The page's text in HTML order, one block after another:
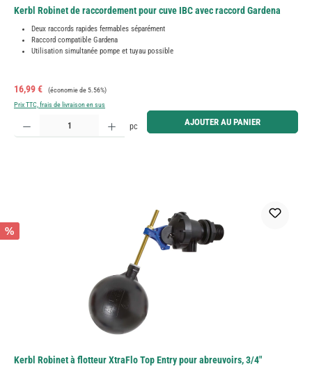
Kerbl Robinet de raccordement pour cuve IBC avec raccord Gardena
Deux raccords rapides fermables séparément
Raccord compatible Gardena
Utilisation simultanée pompe et tuyau possible
Prix de vente :
16,99 € Prix régulier :
(économie de 5.56%)
Prix TTC, frais de livraison en sus
Quantité de produit : Entrez la quantité souhaitée ou utilisez les boutons pour augmenter ou
pc AJOUTER AU PANIER
%
Kerbl Robinet à flotteur XtraFlo Top Entry pour abreuvoirs, 3/4"